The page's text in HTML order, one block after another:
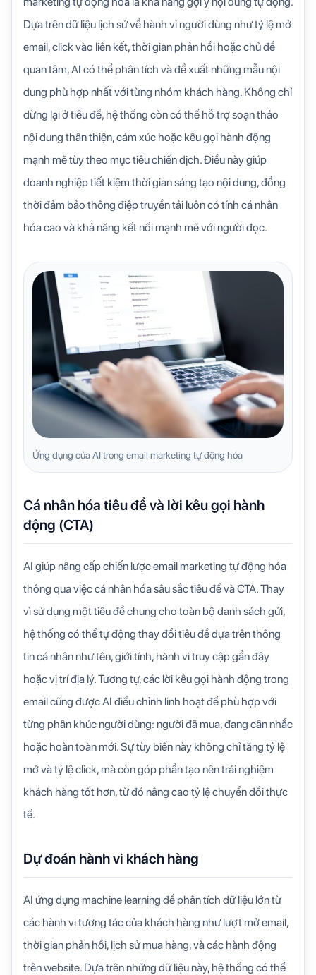
Dựa trên dữ liệu lịch sử về hành vi người dùng như tỷ lệ mở
email, click vào liên kết, thời gian phản hồi hoặc chủ đề
quan tâm, AI có thể phân tích và đề xuất những mẫu nội
dung phù hợp nhất với từng nhóm khách hàng. Không chỉ
dừng lại ở tiêu đề, hệ thống còn có thể hỗ trợ soạn thảo
nội dung thân thiện, cảm xúc hoặc kêu gọi hành động
mạnh mẽ tùy theo mục tiêu chiến dịch. Điều này giúp
doanh nghiệp tiết kiệm thời gian sáng tạo nội dung, đồng
thời đảm bảo thông điệp truyền tải luôn có tính cá nhân
hóa cao và khả năng kết nối mạnh mẽ với người đọc.
Ứng dụng của AI trong email marketing tự động hóa
Cá nhân hóa tiêu đề và lời kêu gọi hành
động (CTA)
AI giúp nâng cấp chiến lược email marketing tự động hóa
thông qua việc cá nhân hóa sâu sắc tiêu đề và CTA. Thay
vì sử dụng một tiêu đề chung cho toàn bộ danh sách gửi,
hệ thống có thể tự động thay đổi tiêu đề dựa trên thông
tin cá nhân như tên, giới tính, hành vi truy cập gần đây
hoặc vị trí địa lý. Tương tự, các lời kêu gọi hành động trong
email cũng được AI điều chỉnh linh hoạt để phù hợp với
từng phân khúc người dùng: người đã mua, đang cân nhắc
hoặc hoàn toàn mới. Sự tùy biến này không chỉ tăng tỷ lệ
mở và tỷ lệ click, mà còn góp phần tạo nên trải nghiệm
khách hàng tốt hơn, từ đó nâng cao tỷ lệ chuyển đổi thực
tế.
Dự đoán hành vi khách hàng
AI ứng dụng machine learning để phân tích dữ liệu lớn từ
các hành vi tương tác của khách hàng như lượt mở email,
thời gian phản hồi, lịch sử mua hàng, và các hành động
trên website. Dựa trên những dữ liệu này, hệ thống có thể